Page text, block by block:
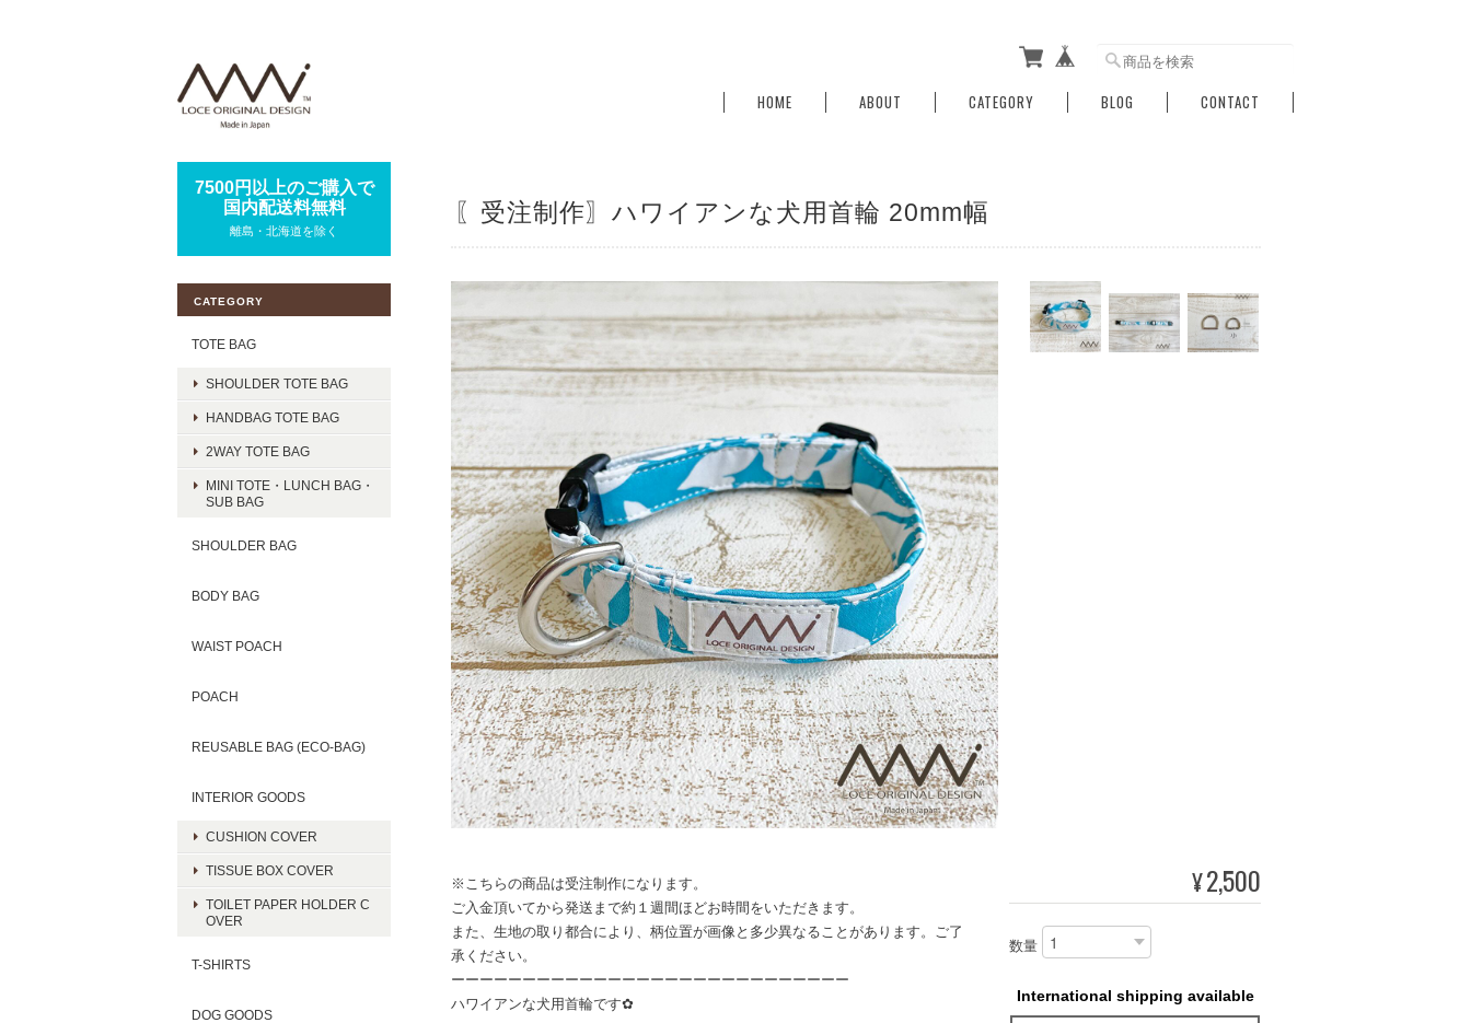
HOME ABOUT CATEGORY BLOG CONTACT
〖受注制作〗ハワイアンな犬用首輪 20mm幅
※こちらの商品は受注制作になります。
ご入金頂いてから発送まで約１週間ほどお時間をいただきます。
また、生地の取り都合により、柄位置が画像と多少異なることがあります。ご了
承ください。
ーーーーーーーーーーーーーーーーーーーーーーーーーーーー
ハワイアンな犬用首輪です✿
¥2,500
数量
International shipping available
7500円以上のご購入で
国内配送料無料
離島・北海道を除く
CATEGORY
TOTE BAG
SHOULDER TOTE BAG
HANDBAG TOTE BAG
2WAY TOTE BAG
MINI TOTE・LUNCH BAG・
SUB BAG
SHOULDER BAG
BODY BAG
WAIST POACH
POACH
REUSABLE BAG (ECO-BAG)
INTERIOR GOODS
CUSHION COVER
TISSUE BOX COVER
TOILET PAPER HOLDER C
OVER
T-SHIRTS
DOG GOODS